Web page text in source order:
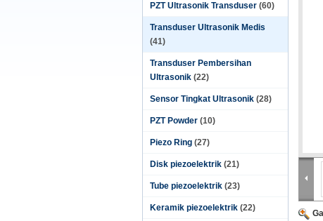
PZT Ultrasonik Transduser (60)
Transduser Ultrasonik Medis
(41)
Transduser Pembersihan
Ultrasonik (22)
Sensor Tingkat Ultrasonik (28)
PZT Powder (10)
Piezo Ring (27)
Disk piezoelektrik (21)
Tube piezoelektrik (23)
Keramik piezoelektrik (22)